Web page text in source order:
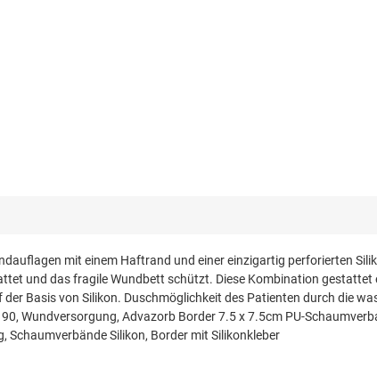
mit einem Haftrand und einer einzigartig perforierten
und das fragile Wundbett schützt. Diese Kombination
Basis von Silikon. Duschmöglichkeit des Patienten durch die
Wundversorgung, Advazorb Border 7.5 x 7.5cm PU-
Schaumverbände Silikon, Border mit Silikonkleber